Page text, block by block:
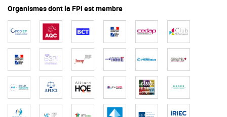
Organismes dont la FPI est membre